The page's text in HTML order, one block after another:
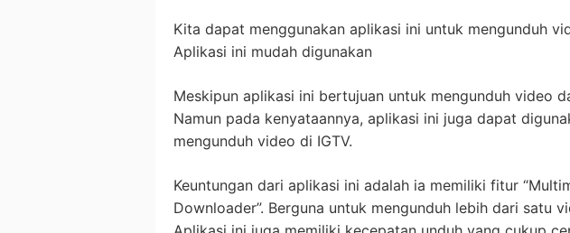
Kita dapat menggunakan aplikasi ini untuk mengunduh
Aplikasi ini mudah digunakan
Meskipun aplikasi ini bertujuan untuk mengunduh video
Namun pada kenyataannya, aplikasi ini juga dapat
mengunduh video di IGTV.
Keuntungan dari aplikasi ini adalah ia memiliki fitur
Downloader”. Berguna untuk mengunduh lebih dari satu